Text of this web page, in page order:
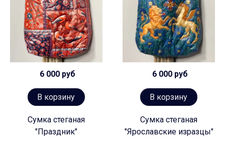
6 000 руб
В корзину
Сумка стеганая
"Праздник"
6 000 руб
В корзину
Сумка стеганая
"Ярославские изразцы"